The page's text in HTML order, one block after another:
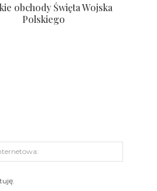
obchody Święta Wojska
Polskiego